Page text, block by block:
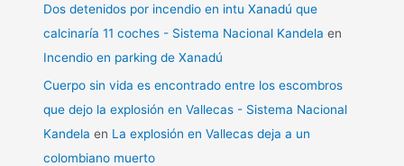
Dos detenidos por incendio en intu Xanadú que
calcinaría 11 coches - Sistema Nacional Kandela en
Incendio en parking de Xanadú
Cuerpo sin vida es encontrado entre los escombros
que dejo la explosión en Vallecas - Sistema Nacional
Kandela en La explosión en Vallecas deja a un
colombiano muerto